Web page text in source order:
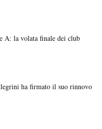
A: la volata finale dei club
ha firmato il suo rinnovo